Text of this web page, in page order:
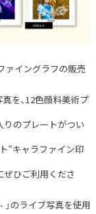
ァイングラフの販売
を、12色顔料美術プ
りのプレートがつい
“キャラファイン印
ぜひご利用くださ
」のライブ写真を使用